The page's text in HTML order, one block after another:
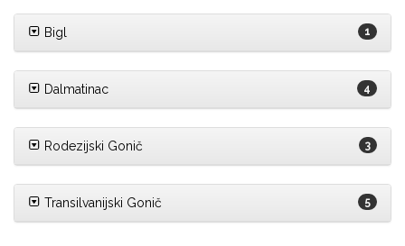
Bigl 1
Dalmatinac 4
Rodezijski Gonič 3
Transilvanijski Gonič 5